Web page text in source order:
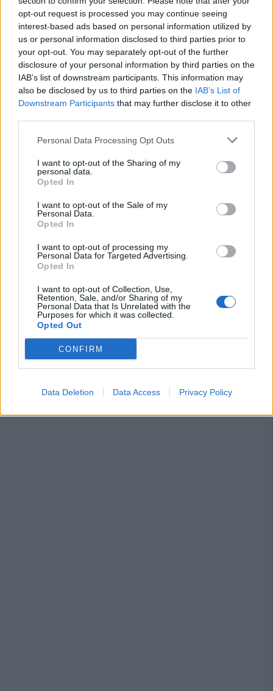
opt-out request is processed you may continue seeing
interest-based ads based on personal information utilized by
us or personal information disclosed to third parties prior to
your opt-out. You may separately opt-out of the further
disclosure of your personal information by third parties on the
IAB’s list of downstream participants. This information may
also be disclosed by us to third parties on the IAB’s List of
Downstream Participants that may further disclose it to other
Personal Data Processing Opt Outs
I want to opt-out of the Sharing of my
personal data.
Opted In
I want to opt-out of the Sale of my
Personal Data.
Opted In
I want to opt-out of processing my
Personal Data for Targeted Advertising.
Opted In
I want to opt-out of Collection, Use,
Retention, Sale, and/or Sharing of my
Personal Data that Is Unrelated with the
Purposes for which it was collected.
Opted Out
CONFIRM
Data Deletion Data Access Privacy Policy
Promozione
1 Giu 2026
Primu Categoria: is de su Fonne e is de
s'Antiochense s'ant a isfidai in sa partida
finali po custa stagioni; chini bincit at a podi
bisai s'artziada in su campionau de sa
Promotzioni
28 Mag 2026
Il Fonni prepara la finale, Coinu: «Contro
giusta determinazione»
dei miei ragazzi»
26 Mag 2026
Malaspina salve, Bariese, Barumini, Siniscola
e Sennori in Seconda